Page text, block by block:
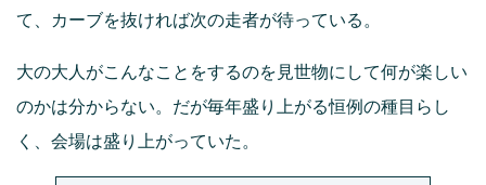
て、カーブを抜ければ次の走者が待っている。
大の大人がこんなことをするのを見世物にして何が楽しい
のかは分からない。だが毎年盛り上がる恒例の種目らし
く、会場は盛り上がっていた。